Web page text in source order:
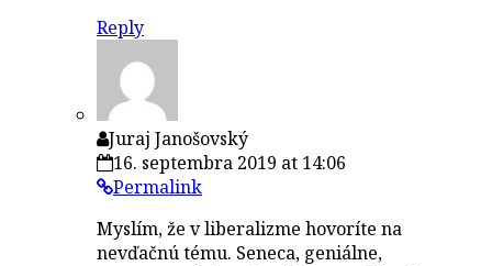
Reply
Juraj Janošovský
16. septembra 2019 at 14:06
Permalink
Myslím, že v liberalizme hovoríte na
nevďačnú tému. Seneca, geniálne,